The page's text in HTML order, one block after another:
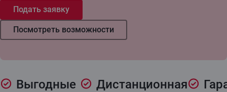
Подать заявку
Посмотреть возможности
Выгодные
Дистанционная